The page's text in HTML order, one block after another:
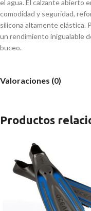
el agua. El calzante abierto
comodidad y seguridad,
silicona altamente elástica.
un rendimiento inigualable
buceo.
Valoraciones (0)
Productos